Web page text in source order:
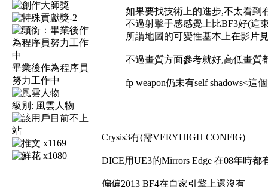
畢業後作為程序員
努力工作中
級別: 風雲人物
x1169
x1080
如果要找技術上的進步,不太看到
不過射擊手感感覺上比BF3好(這
所謂地圖的可變性基本上在影片
不過畫質方面參考就好,高低畫質
fp weapon仍未有self shadows<這
Crysis3有(需VERYHIGH CONFIG)
DICE用UE3的Mirrors Edge 在08年時都
偏偏2013 BF4在自家引擎上還沒有